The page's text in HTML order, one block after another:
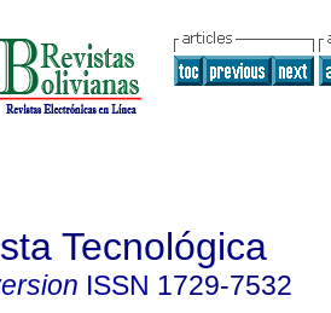
Tecnológica
ISSN 1729-7532